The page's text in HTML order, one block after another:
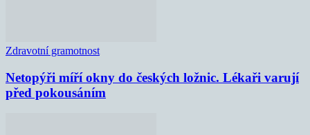
Zdravotní gramotnost
Netopýři míří okny do českých ložnic. Lékaři varují
před pokousáním